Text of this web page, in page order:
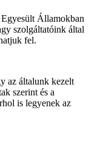
Államokban
szolgáltatóink által
fel.
az általunk kezelt
szerint és a
is legyenek az